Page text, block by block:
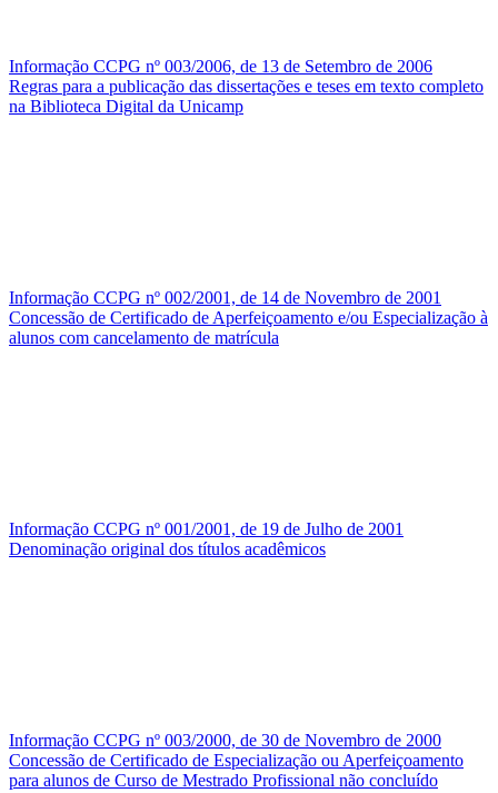
Informação CCPG nº 003/2006, de 13 de Setembro de 2006
Regras para a publicação das dissertações e teses em texto completo
na Biblioteca Digital da Unicamp
Informação CCPG nº 002/2001, de 14 de Novembro de 2001
Concessão de Certificado de Aperfeiçoamento e/ou Especialização à
alunos com cancelamento de matrícula
Informação CCPG nº 001/2001, de 19 de Julho de 2001
Denominação original dos títulos acadêmicos
Informação CCPG nº 003/2000, de 30 de Novembro de 2000
Concessão de Certificado de Especialização ou Aperfeiçoamento
para alunos de Curso de Mestrado Profissional não concluído